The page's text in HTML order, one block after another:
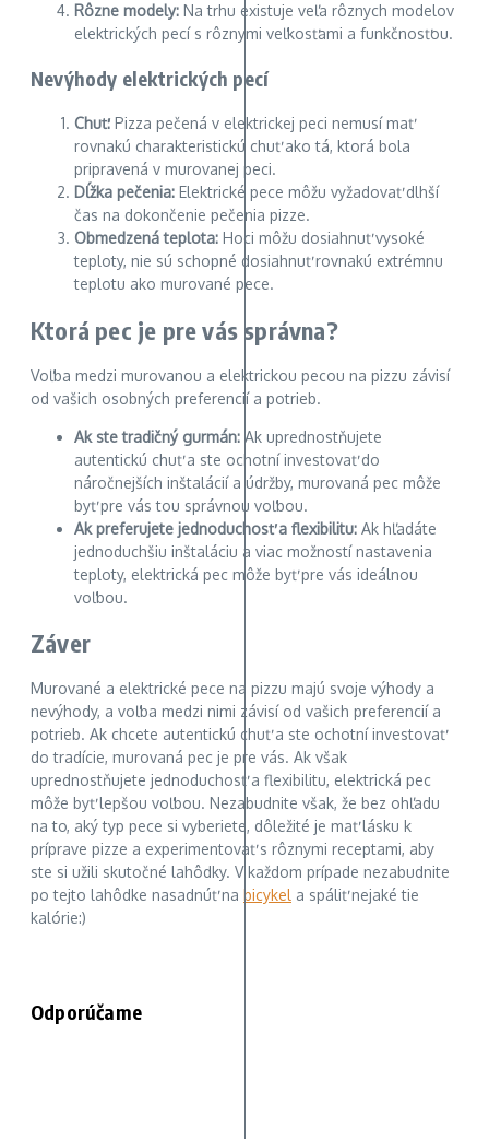
Rôzne modely: Na trhu existuje veľa rôznych modelov
elektrických pecí s rôznymi veľkosťami a funkčnosťou.
Nevýhody elektrických pecí
Chuť: Pizza pečená v elektrickej peci nemusí mať
rovnakú charakteristickú chuť ako tá, ktorá bola
pripravená v murovanej peci.
Dĺžka pečenia: Elektrické pece môžu vyžadovať dlhší
čas na dokončenie pečenia pizze.
Obmedzená teplota: Hoci môžu dosiahnuť vysoké
teploty, nie sú schopné dosiahnuť rovnakú extrémnu
teplotu ako murované pece.
Ktorá pec je pre vás správna?
Voľba medzi murovanou a elektrickou pecou na pizzu závisí
od vašich osobných preferencií a potrieb.
Ak ste tradičný gurmán: Ak uprednostňujete
autentickú chuť a ste ochotní investovať do
náročnejších inštalácií a údržby, murovaná pec môže
byť pre vás tou správnou voľbou.
Ak preferujete jednoduchosť a flexibilitu: Ak hľadáte
jednoduchšiu inštaláciu a viac možností nastavenia
teploty, elektrická pec môže byť pre vás ideálnou
voľbou.
Záver
Murované a elektrické pece na pizzu majú svoje výhody a
nevýhody, a voľba medzi nimi závisí od vašich preferencií a
potrieb. Ak chcete autentickú chuť a ste ochotní investovať
do tradície, murovaná pec je pre vás. Ak však
uprednostňujete jednoduchosť a flexibilitu, elektrická pec
môže byť lepšou voľbou. Nezabudnite však, že bez ohľadu
na to, aký typ pece si vyberiete, dôležité je mať lásku k
príprave pizze a experimentovať s rôznymi receptami, aby
ste si užili skutočné lahôdky. V každom prípade nezabudnite
po tejto lahôdke nasadnúť na bicykel a spáliť nejaké tie
kalórie:)
Odporúčame